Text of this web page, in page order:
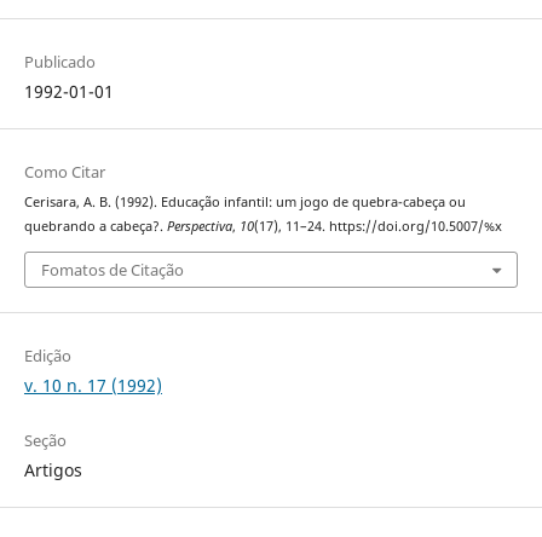
Publicado
1992-01-01
Como Citar
Cerisara, A. B. (1992). Educação infantil: um jogo de quebra-cabeça ou
quebrando a cabeça?. Perspectiva, 10(17), 11–24. https://doi.org/10.5007/%x
Fomatos de Citação
Edição
v. 10 n. 17 (1992)
Seção
Artigos